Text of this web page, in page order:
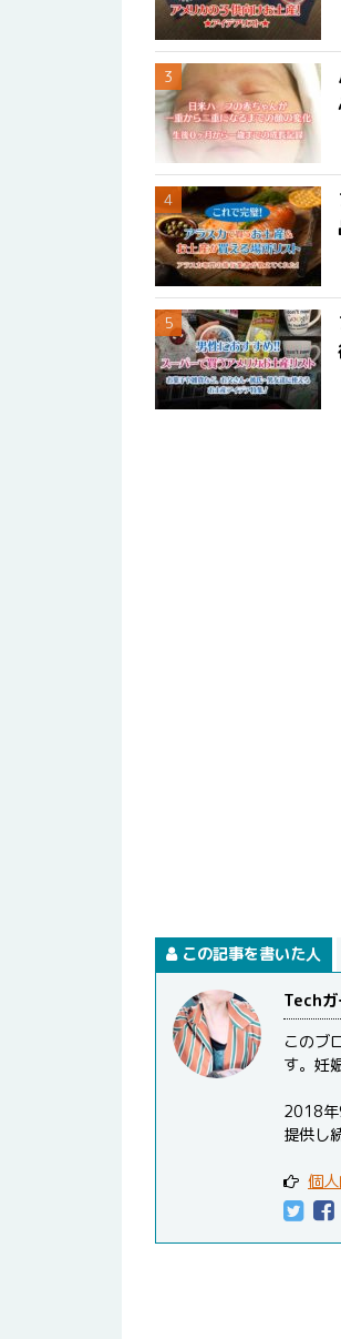
この記事を書いた人
Techガ
このブ
す。妊
2018年
提供し
個